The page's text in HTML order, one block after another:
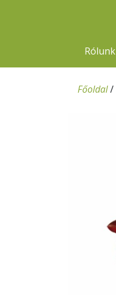
Rólunk
Főoldal/